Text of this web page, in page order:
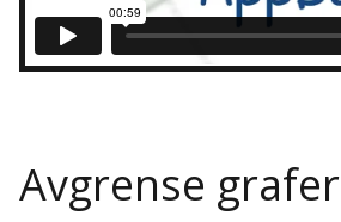
Avgrense grafer